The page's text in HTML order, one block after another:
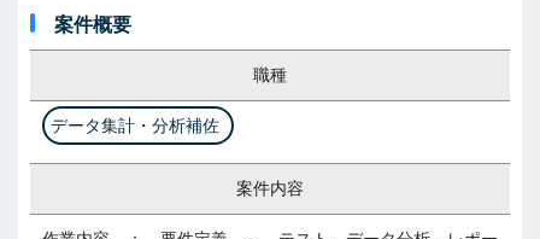
案件概要
職種
データ集計・分析補佐
案件内容